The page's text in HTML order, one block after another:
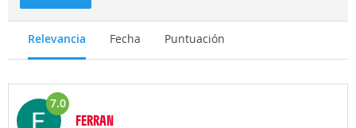
Relevancia Fecha Puntuación
7.0
FERRAN